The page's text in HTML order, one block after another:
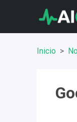
Inicio